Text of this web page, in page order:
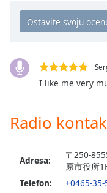
Descriptions
off
,
selected
subtitles
subtitles
settings
I like me very
Radio
Adresa:
〒250-
原市役所
Telefon:
+0465-35-